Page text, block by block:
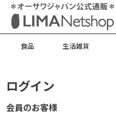
食品 生活雑貨
ログイン
会員のお客様